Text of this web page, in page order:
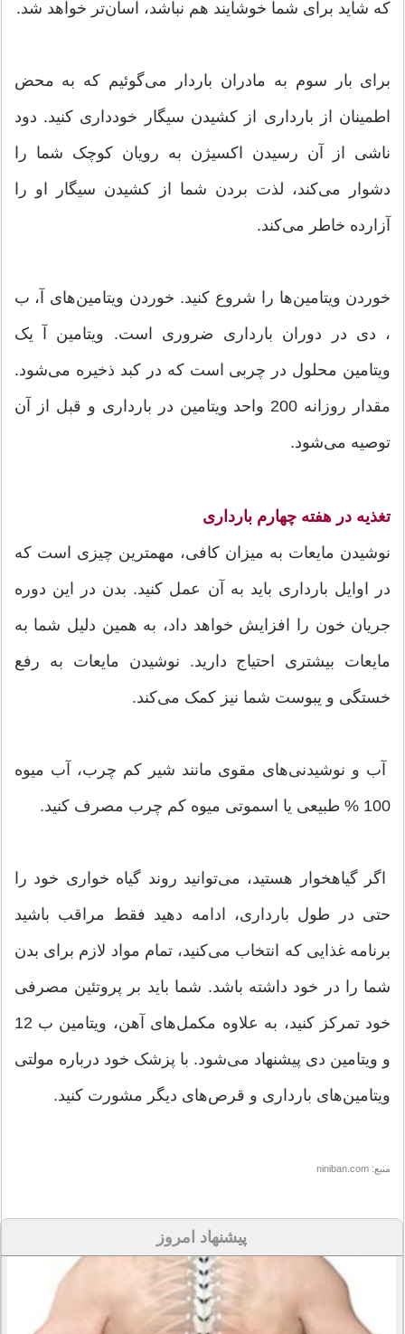
که شاید برای شما خوشایند هم نباشد، آسان‌تر خواهد شد.
برای بار سوم به مادران باردار می‌گوئیم که به محض
اطمینان از بارداری از کشیدن سیگار خودداری کنید. دود
ناشی از آن رسیدن اکسیژن به رویان کوچک شما را
دشوار می‌کند، لذت بردن شما از کشیدن سیگار او را
آزارده خاطر می‌کند.
خوردن ویتامین‌ها را شروع کنید. خوردن ویتامین‌های آ، ب
، دی در دوران بارداری ضروری است. ویتامین آ یک
ویتامین محلول در چربی است که در کبد ذخیره می‌شود.
مقدار روزانه 200 واحد ویتامین در بارداری و قبل از آن
توصیه می‌شود.
تغذیه در هفته چهارم بارداری
نوشیدن مایعات به میزان کافی، مهمترین چیزی است که
در اوایل بارداری باید به آن عمل کنید. بدن در این دوره
جریان خون‌ را افزایش خواهد داد، به همین دلیل شما به
مایعات بیشتری احتیاج دارید. نوشیدن مایعات به رفع
خستگی و یبوست شما نیز کمک می‌کند.
آب و نوشیدنی‌های مقوی مانند شیر کم چرب، آب میوه
100 % طبیعی یا اسموتی میوه کم چرب مصرف کنید.
اگر گیاهخوار هستید، می‌توانید روند گیاه خواری خود را
حتی در طول بارداری، ادامه دهید فقط مراقب باشید
برنامه غذایی که انتخاب می‌کنید، تمام مواد لازم برای بدن‌
شما را در خود داشته باشد. شما باید بر پروتئین مصرفی
خود تمرکز کنید، به علاوه مکمل‌های آهن، ویتامین ب 12
و ویتامین دی پیشنهاد می‌شود. با پزشک خود درباره مولتی
ویتامین‌های بارداری و قرص‌های دیگر مشورت کنید.
منبع: niniban.com
پیشنهاد امروز